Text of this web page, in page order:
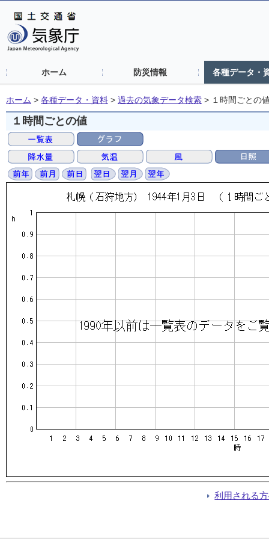
ホーム 防災情報 各種データ・
ホーム > 各種データ・資料 > 過去の気象データ検索 > １時間ごとの
１時間ごとの値
利用される